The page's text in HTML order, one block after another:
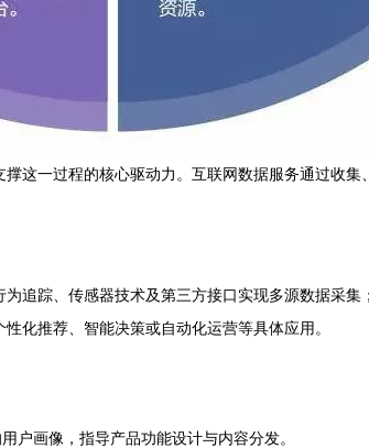
这一过程的核心驱动力。互联网数据服务通过收
追踪、传感器技术及第三方接口实现多源数据采
化推荐、智能决策或自动化运营等具体应用。
户画像，指导产品功能设计与内容分发。